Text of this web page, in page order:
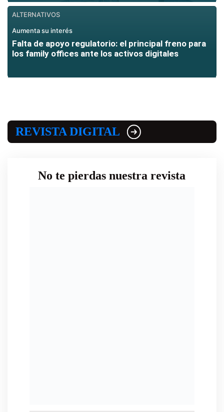
ALTERNATIVOS
Aumenta su interés
Falta de apoyo regulatorio: el principal freno para
los family offices ante los activos digitales
REVISTA DIGITAL
No te pierdas nuestra revista